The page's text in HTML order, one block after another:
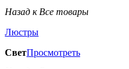
Назад к Все товары
Люстры
СветПросмотреть